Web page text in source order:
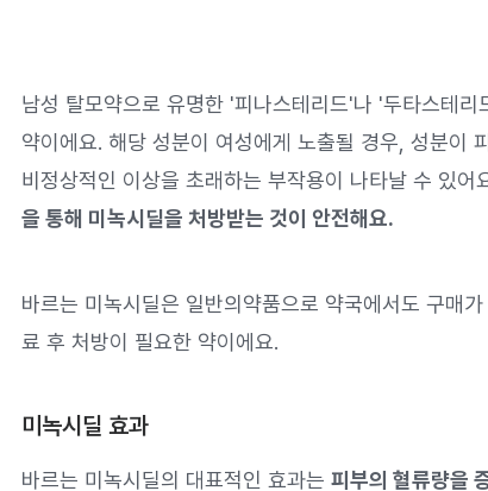
남성 탈모약으로 유명한 '피나스테리드'나 '두타스테
약이에요. 해당 성분이 여성에게 노출될 경우, 성분이
비정상적인 이상을 초래하는 부작용이 나타날 수 있어
을 통해 미녹시딜을 처방받는 것이 안전해요.
바르는 미녹시딜은 일반의약품으로 약국에서도 구매
료 후 처방이 필요한 약이에요.
미녹시딜 효과
바르는 미녹시딜의 대표적인 효과는 피부의 혈류량을